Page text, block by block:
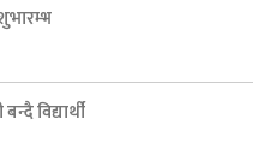
विद्यार्थी